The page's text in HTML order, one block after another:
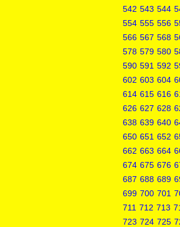
542 543 544
554 555 556
566 567 568
578 579 580
590 591 592
602 603 604
614 615 616
626 627 628
638 639 640
650 651 652
662 663 664
674 675 676
687 688 689
699 700 701
711 712 713
723 724 725